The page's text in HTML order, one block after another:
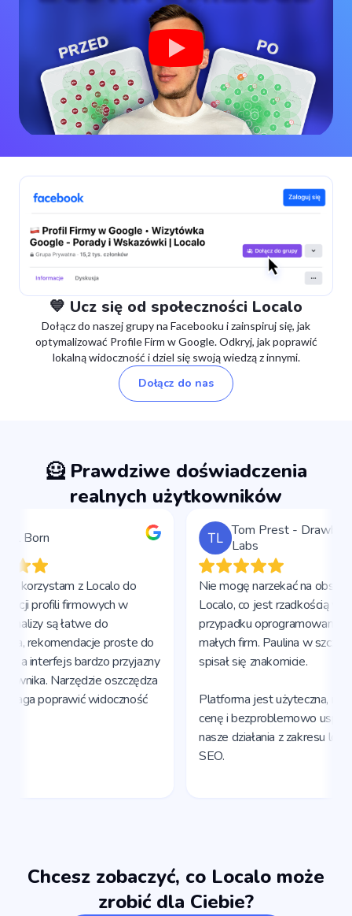
💙 Ucz się od społeczności Localo
Dołącz do naszej grupy na Facebooku i zainspiruj się, jak
optymalizować Profile Firm w Google. Odkryj, jak poprawić
lokalną widoczność i dziel się swoją wiedzą z innymi.
Dołącz do nas
🦸 Prawdziwe doświadczenia
realnych użytkowników
Chcesz zobaczyć, co Localo może
zrobić dla Ciebie?